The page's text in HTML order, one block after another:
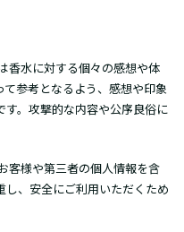
香水に対する個々の感想や体
参考となるよう、感想や印象
。攻撃的な内容や公序良俗に
客様や第三者の個人情報を含
、安全にご利用いただくため